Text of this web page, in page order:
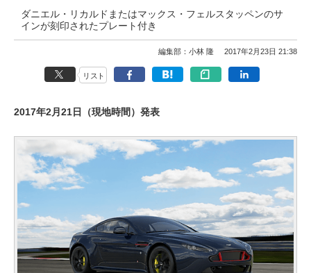
ダニエル・リカルドまたはマックス・フェルスタッペンのサ
インが刻印されたプレート付き
編集部：小林 隆 2017年2月23日 21:38
リスト
2017年2月21日（現地時間）発表